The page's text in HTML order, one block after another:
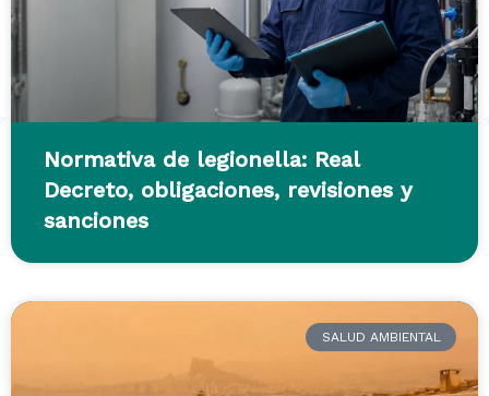
Normativa de legionella: Real
Decreto, obligaciones, revisiones y
sanciones
SALUD AMBIENTAL